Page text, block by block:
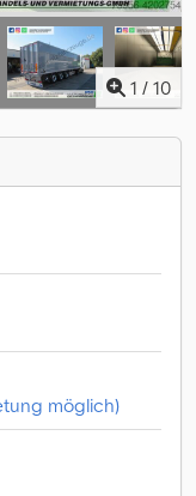
1 / 10
möglich)